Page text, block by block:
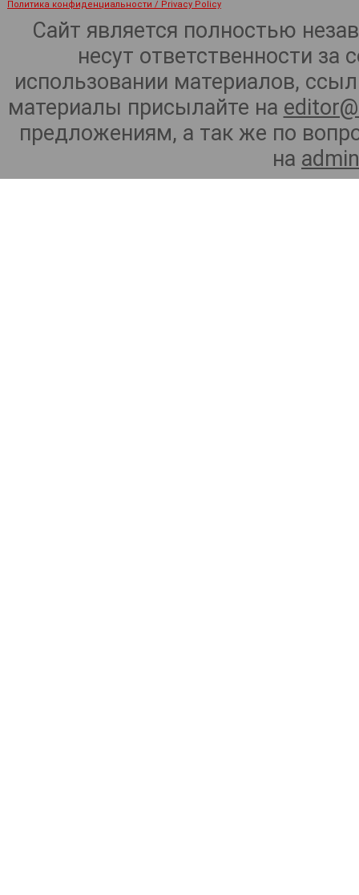
Политика конфиденциальности / Privacy Policy
Сайт является полностью
несут ответственности
использовании материалов,
материалы присылайте на
предложениям, а так же по
на